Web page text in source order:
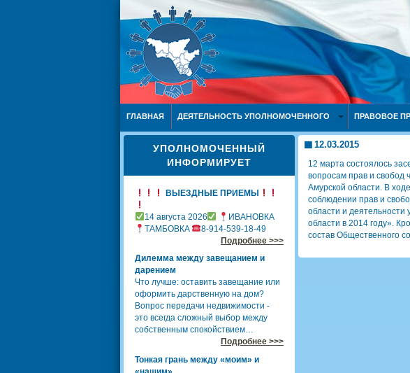
ГЛАВНАЯ ДЕЯТЕЛЬНОСТЬ УПОЛНОМОЧЕННОГО ПРАВОВОЕ
УПОЛНОМОЧЕННЫЙ
ИНФОРМИРУЕТ
ВЫЕЗДНЫЕ ПРИЕМЫ
14 августа 2026
ИВАНОВКА
ТАМБОВКА
8-914-539-18-49
Подробнее >>>
Дилемма между завещанием и
дарением
Что лучше: оставить завещание или
оформить дарственную на дом?
Вопрос передачи недвижимости -
это всегда сложный выбор между
собственным спокойствием…
Подробнее >>>
Тонкая грань между «моим» и
12.03.2015
12 марта состоялось
вопросам прав и свобод
Амурской области. В
соблюдении прав и
области и деятельности
области в 2014 году».
состав Общественного